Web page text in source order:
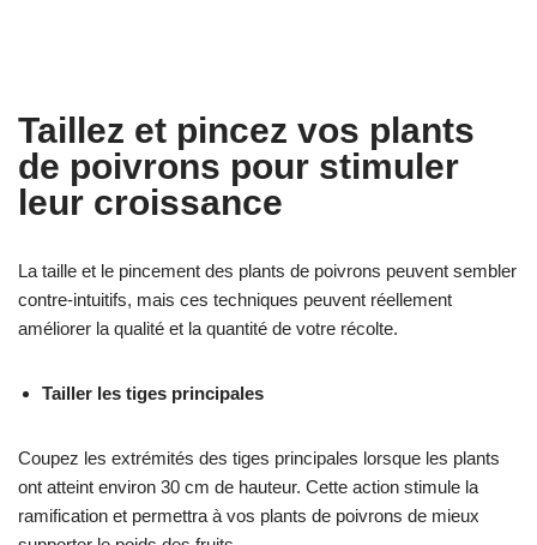
Taillez et pincez vos plants
de poivrons pour stimuler
leur croissance
La taille et le pincement des plants de poivrons peuvent sembler
contre-intuitifs, mais ces techniques peuvent réellement
améliorer la qualité et la quantité de votre récolte.
Tailler les tiges principales
Coupez les extrémités des tiges principales lorsque les plants
ont atteint environ 30 cm de hauteur. Cette action stimule la
ramification et permettra à vos plants de poivrons de mieux